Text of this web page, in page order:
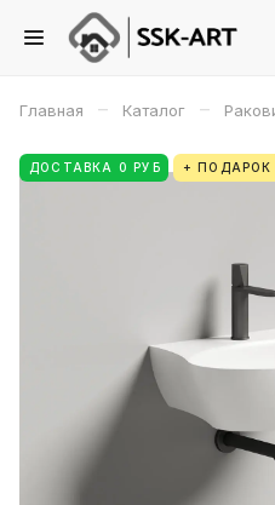
Главная – Каталог –
ДОСТАВКА 0 РУБ + ПОДАРОК